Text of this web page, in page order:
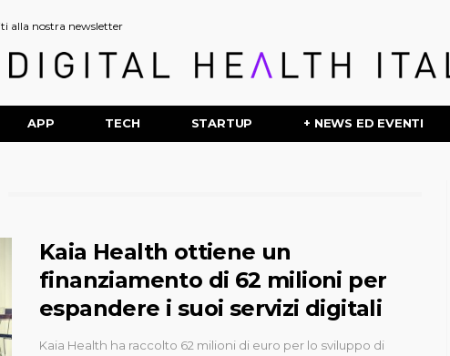
alla nostra newsletter
APP TECH STARTUP + NEWS ED EVENTI
Kaia Health ottiene un
finanziamento di 62 milioni per
espandere i suoi servizi digitali
Kaia Health ha raccolto 62 milioni di euro per lo sviluppo di